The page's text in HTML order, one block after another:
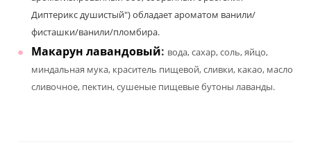
Диптерикс душистый") обладает ароматом ванили/
фисташки/ванили/пломбира.
Макарун лавандовый: вода, сахар, соль, яйцо,
миндальная мука, краситель пищевой, сливки, какао, масло
сливочное, пектин, сушеные пищевые бутоны лаванды.